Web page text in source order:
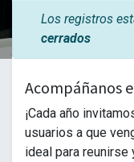
Los registros
cerrados
Acompáñanos
¡Cada año
usuarios a que
ideal para